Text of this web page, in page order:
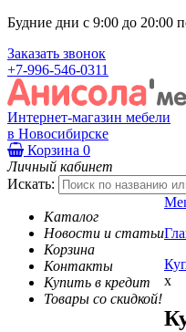
Будние дни с 9:00 до 20:00
Заказать звонок
+7-996-546-0311
Интернет-магазин мебели
в Новосибирске
Корзина 0
Личный кабинет
Искать:
Каталог
Новости и статьи
Корзина
Контакты
Купить в кредит
Товары со скидкой!
x